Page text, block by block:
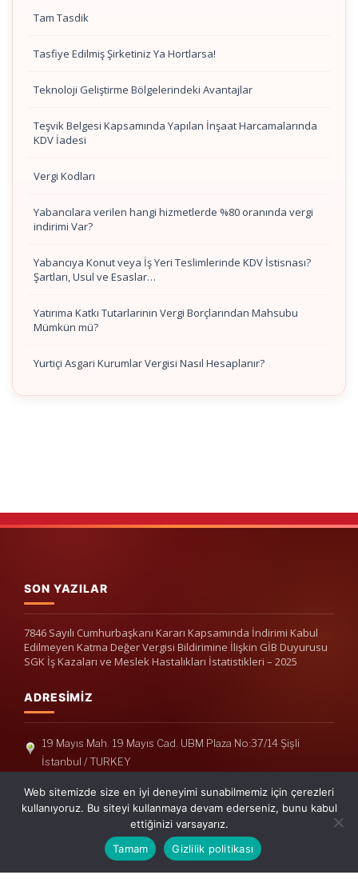
Tam Tasdik
Tasfiye Edilmiş Şirketiniz Ya Hortlarsa!
Teknoloji Geliştirme Bölgelerindeki Avantajlar
Teşvik Belgesi Kapsamında Yapılan İnşaat Harcamalarında
KDV İadesi
Vergi Kodları
Yabancılara verilen hangi hizmetlerde %80 oranında vergi
indirimi Var?
Yabancıya Konut veya İş Yeri Teslimlerinde KDV İstisnası?
Şartları, Usul ve Esaslar…
Yatırıma Katkı Tutarlarının Vergi Borçlarından Mahsubu
Mümkün mü?
Yurtiçi Asgari Kurumlar Vergisi Nasıl Hesaplanır?
SON YAZILAR
7846 Sayılı Cumhurbaşkanı Kararı Kapsamında İndirimi Kabul
Edilmeyen Katma Değer Vergisi Bildirimine İlişkin GİB Duyurusu
SGK İş Kazaları ve Meslek Hastalıkları İstatistikleri – 2025
ADRESIMIZ
19 Mayıs Mah. 19 Mayıs Cad. UBM Plaza No:37/14 Şişli
İstanbul / TURKEY
Telefon: +90(212) 240 33 39
Telefon: +90(212) 248 19 36
info@erisymm.com
Web sitemizde size en iyi deneyimi sunabilmemiz için çerezleri
kullanıyoruz. Bu siteyi kullanmaya devam ederseniz, bunu kabul
ettiğinizi varsayarız.
Tamam
Gizlilik politikası